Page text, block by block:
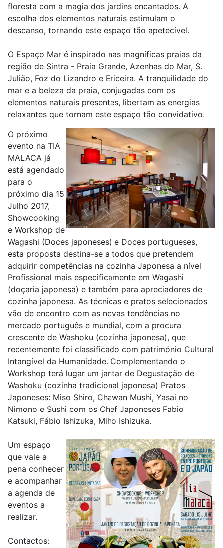
floresta com a magia dos jardins encantados. A
escolha dos elementos naturais estimulam o
descanso, tornando este espaço tão apetecível.
O Espaço Mar é inspirado nas magníficas praias da
região de Sintra - Praia Grande, Azenhas do Mar, S.
Julião, Foz do Lizandro e Ericeira. A tranquilidade do
mar e a beleza da praia, conjugadas com os
elementos naturais presentes, libertam as energias
relaxantes que tornam este espaço tão convidativo.
O próximo
evento na TIA
MALACA já
está agendado
para o
próximo dia 15
Julho 2017,
Showcooking
e Workshop de
Wagashi (Doces japoneses) e Doces portugueses,
esta proposta destina-se a todos que pretendem
adquirir competências na cozinha Japonesa a nível
Profissional mais especificamente em Wagashi
(doçaria japonesa) e também para apreciadores de
cozinha japonesa. As técnicas e pratos selecionados
vão de encontro com as novas tendências no
mercado português e mundial, com a procura
crescente de Washoku (cozinha japonesa), que
recentemente foi classificado com património Cultural
Intangível da Humanidade. Complementando o
Workshop terá lugar um jantar de Degustação de
Washoku (cozinha tradicional japonesa) Pratos
Japoneses: Miso Shiro, Chawan Mushi, Yasai no
Nimono e Sushi com os Chef Japoneses Fabio
Katsuki, Fábio Ishizuka, Miho Ishizuka.
Um espaço
que vale a
pena conhecer
e acompanhar
a agenda de
eventos a
realizar.
Contactos: